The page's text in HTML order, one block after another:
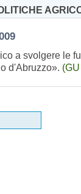
a svolgere le
d'Abruzzo».